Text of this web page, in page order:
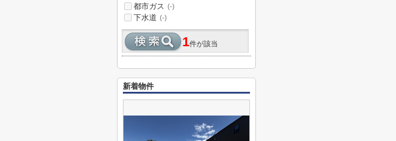
都市ガス (-)
下水道 (-)
1件が該当
新着物件